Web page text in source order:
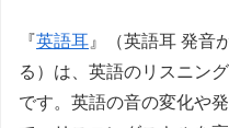
『英語耳 』（英語耳 発音
る）は、英語のリスニン
です。英語の音の変化や